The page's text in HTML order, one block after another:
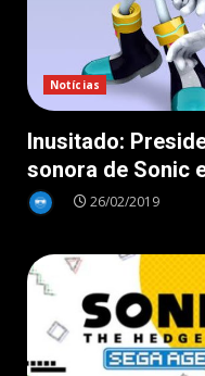
Notícias
Inusitado:
sonora de Sonic
26/02/2019